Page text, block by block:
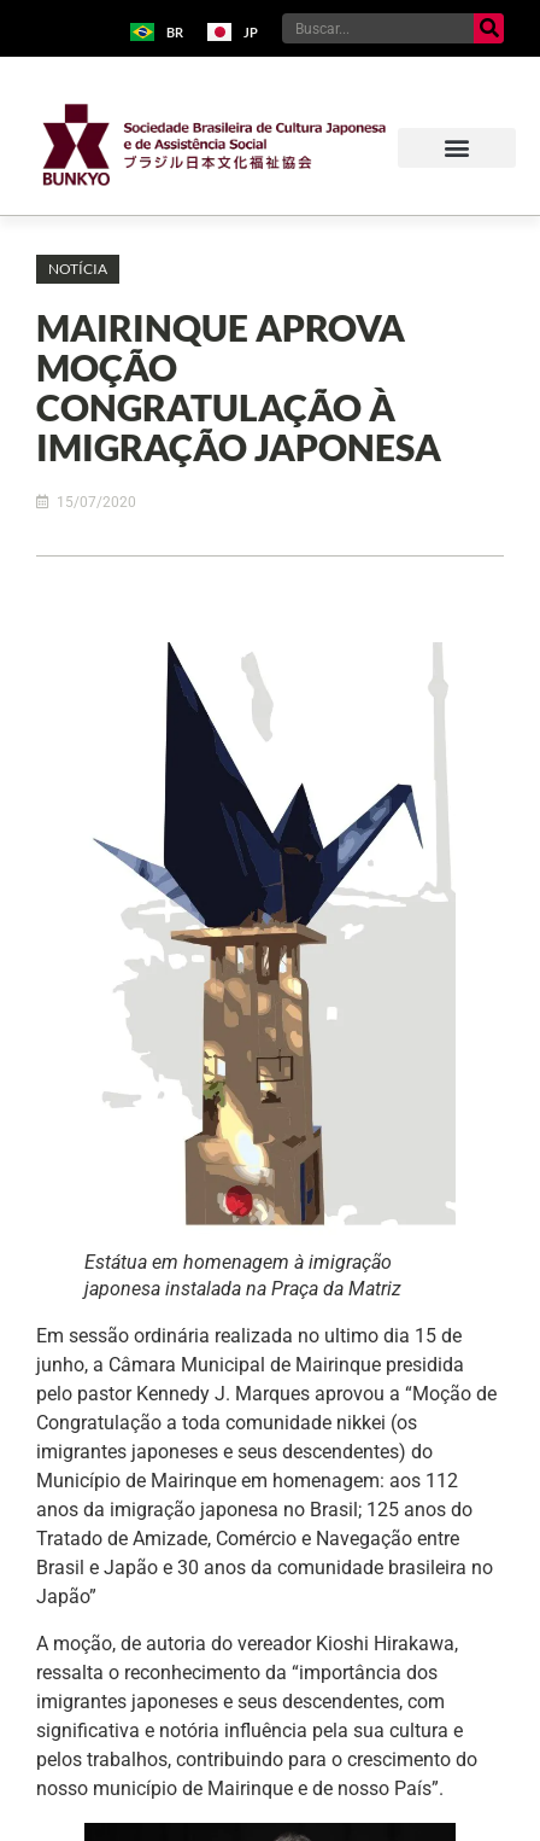
BR JP
NOTÍCIA
MAIRINQUE APROVA
MOÇÃO
CONGRATULAÇÃO À
IMIGRAÇÃO JAPONESA
15/07/2020
Estátua em homenagem à imigração
japonesa instalada na Praça da Matriz
Em sessão ordinária realizada no ultimo dia 15 de
junho, a Câmara Municipal de Mairinque presidida
pelo pastor Kennedy J. Marques aprovou a “Moção de
Congratulação a toda comunidade nikkei (os
imigrantes japoneses e seus descendentes) do
Município de Mairinque em homenagem: aos 112
anos da imigração japonesa no Brasil; 125 anos do
Tratado de Amizade, Comércio e Navegação entre
Brasil e Japão e 30 anos da comunidade brasileira no
Japão”
A moção, de autoria do vereador Kioshi Hirakawa,
ressalta o reconhecimento da “importância dos
imigrantes japoneses e seus descendentes, com
significativa e notória influência pela sua cultura e
pelos trabalhos, contribuindo para o crescimento do
nosso município de Mairinque e de nosso País”.